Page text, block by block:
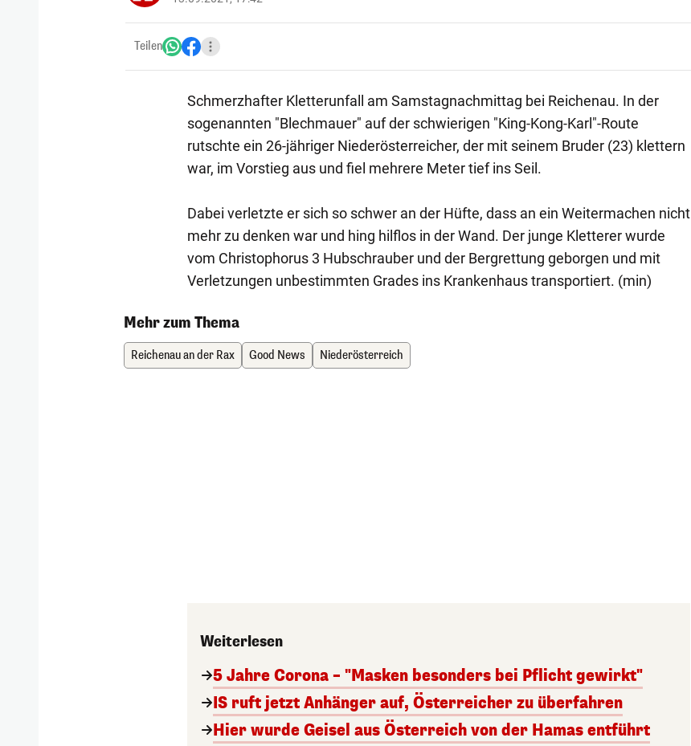
Teilen
Schmerzhafter Kletterunfall am Samstagnachmittag bei Reichenau. In der
sogenannten "Blechmauer" auf der schwierigen "King-Kong-Karl"-Route
rutschte ein 26-jähriger Niederösterreicher, der mit seinem Bruder (23) klettern
war, im Vorstieg aus und fiel mehrere Meter tief ins Seil.
Dabei verletzte er sich so schwer an der Hüfte, dass an ein Weitermachen nicht
mehr zu denken war und hing hilflos in der Wand. Der junge Kletterer wurde
vom Christophorus 3 Hubschrauber und der Bergrettung geborgen und mit
Verletzungen unbestimmten Grades ins Krankenhaus transportiert. (min)
Mehr zum Thema
Reichenau an der Rax Good News Niederösterreich
Weiterlesen
5 Jahre Corona – "Masken besonders bei Pflicht gewirkt"
IS ruft jetzt Anhänger auf, Österreicher zu überfahren
Hier wurde Geisel aus Österreich von der Hamas entführt